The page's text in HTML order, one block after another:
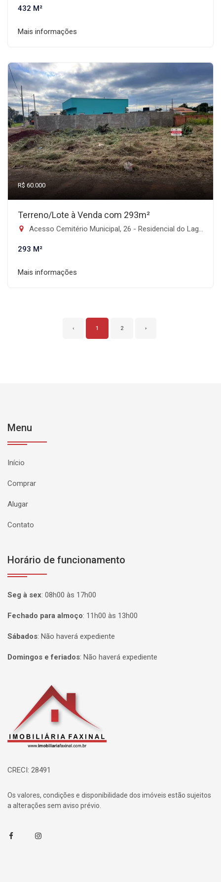
432 M²
Mais informações
R$ 60.000
Terreno/Lote à Venda com 293m²
Acesso Cemitério Municipal, 26 - Residencial do Lago, Faxinal-PR
293 M²
Mais informações
‹ 1 2 ›
Menu
Início
Comprar
Alugar
Contato
Horário de funcionamento
Seg à sex: 08h00 às 17h00
Fechado para almoço: 11h00 às 13h00
Sábados: Não haverá expediente
Domingos e feriados: Não haverá expediente
Página inicial
CRECI: 28491
Os valores, condições e disponibilidade dos imóveis estão sujeitos
a alterações sem aviso prévio.
FacebookInstagram